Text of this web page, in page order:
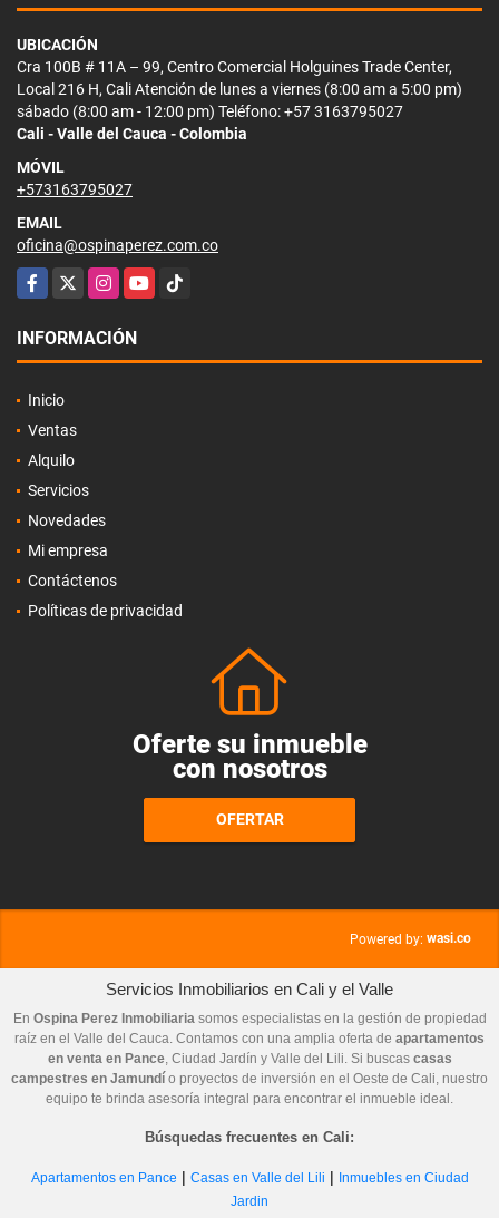
UBICACIÓN
Cra 100B # 11A – 99, Centro Comercial Holguines Trade Center,
Local 216 H, Cali Atención de lunes a viernes (8:00 am a 5:00 pm)
sábado (8:00 am - 12:00 pm) Teléfono: +57 3163795027
Cali - Valle del Cauca - Colombia
MÓVIL
+573163795027
EMAIL
oficina@ospinaperez.com.co
Facebook
X InstagramYouTubeTikTok
INFORMACIÓN
Inicio
Ventas
Alquilo
Servicios
Novedades
Mi empresa
Contáctenos
Políticas de privacidad
Oferte su inmueble
con nosotros
OFERTAR
Powered by: wasi.co
Servicios Inmobiliarios en Cali y el Valle
En Ospina Perez Inmobiliariasomos especialistas en la gestión de propiedad
raíz en el Valle del Cauca. Contamos con una amplia oferta de apartamentos
en venta en Pance, Ciudad Jardín y Valle del Lili. Si buscas casas
campestres en Jamundí o proyectos de inversión en el Oeste de Cali, nuestro
equipo te brinda asesoría integral para encontrar el inmueble ideal.
Búsquedas frecuentes en Cali:
Apartamentos en Pance | Casas en Valle del Lili | Inmuebles en Ciudad
Jardin